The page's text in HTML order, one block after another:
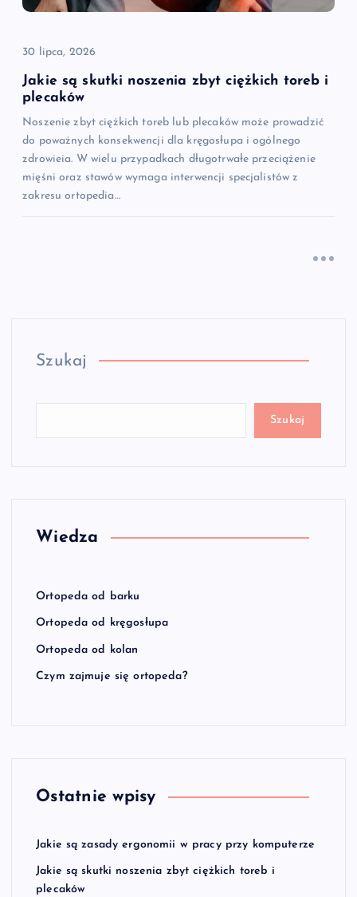
30 lipca, 2026
Jakie są skutki noszenia zbyt ciężkich toreb i
plecaków
Noszenie zbyt ciężkich toreb lub plecaków może prowadzić
do poważnych konsekwencji dla kręgosłupa i ogólnego
zdrowieia. W wielu przypadkach długotrwałe przeciążenie
mięśni oraz stawów wymaga interwencji specjalistów z
zakresu ortopedia…
Szukaj
Szukaj
Wiedza
Ortopeda od barku
Ortopeda od kręgosłupa
Ortopeda od kolan
Czym zajmuje się ortopeda?
Ostatnie wpisy
Jakie są zasady ergonomii w pracy przy komputerze
Jakie są skutki noszenia zbyt ciężkich toreb i
plecaków